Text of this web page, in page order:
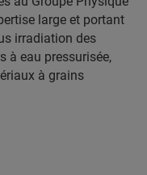
large et portant
irradiation des
à eau pressurisée,
à grains